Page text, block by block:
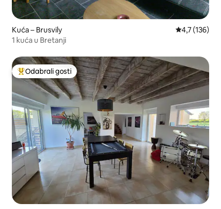
Kuća – Brusvily Prosječna
4,7 (136)
1 kuća u Bretanji
Među najviše rangiranima s oznakom „Odabrali gosti”
Odabrali gosti